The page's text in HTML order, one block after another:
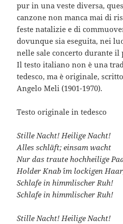
pur in una veste diversa,
canzone non manca mai di
feste natalizie e di
dovunque sia eseguita, nei
nelle sale concerto durante
Il testo italiano non è una
tedesco, ma è originale,
Angelo Meli (1901-1970).
Testo originale in tedesco
Stille Nacht! Heilige Nacht!
Alles schläft; einsam wacht
Nur das traute hochheilige
Holder Knab´ im lockigen
Schlafe in himmlischer Ruh!
Schlafe in himmlischer Ruh!
Stille Nacht! Heilige Nacht!